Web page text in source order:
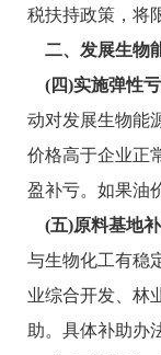
税扶持政策，将
二、发展生物
(四)实施弹性亏
动对发展生物能
价格高于企业正
盈补亏。如果油
(五)原料基地补
与生物化工有稳
业综合开发、林
助。具体补助办